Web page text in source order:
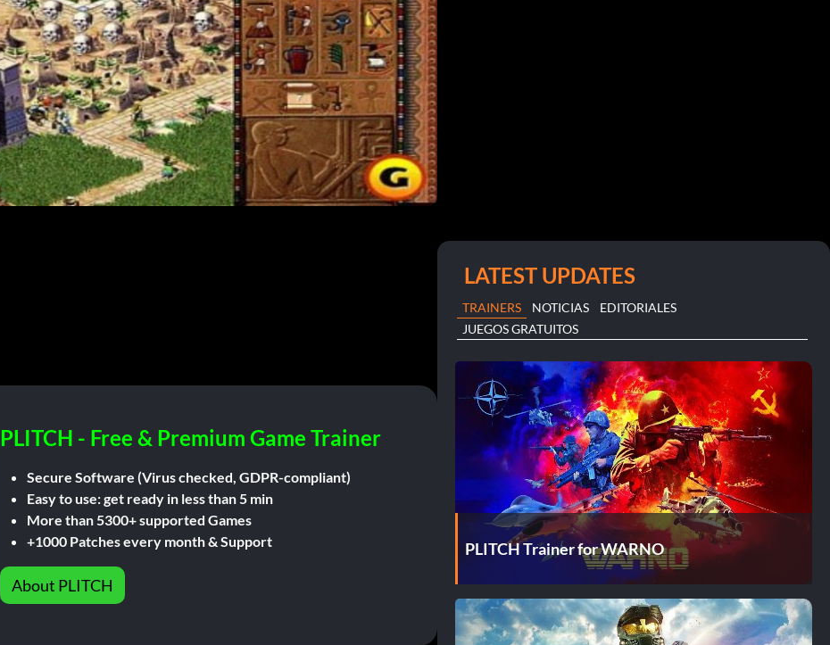
PLITCH - Free & Premium Game Trainer
Secure Software (Virus checked, GDPR-compliant)
Easy to use: get ready in less than 5 min
More than 5300+ supported Games
+1000 Patches every month & Support
About PLITCH
LATEST UPDATES
TRAINERS NOTICIAS
EDITORIALES
JUEGOS GRATUITOS
PLITCH Trainer for WARNO